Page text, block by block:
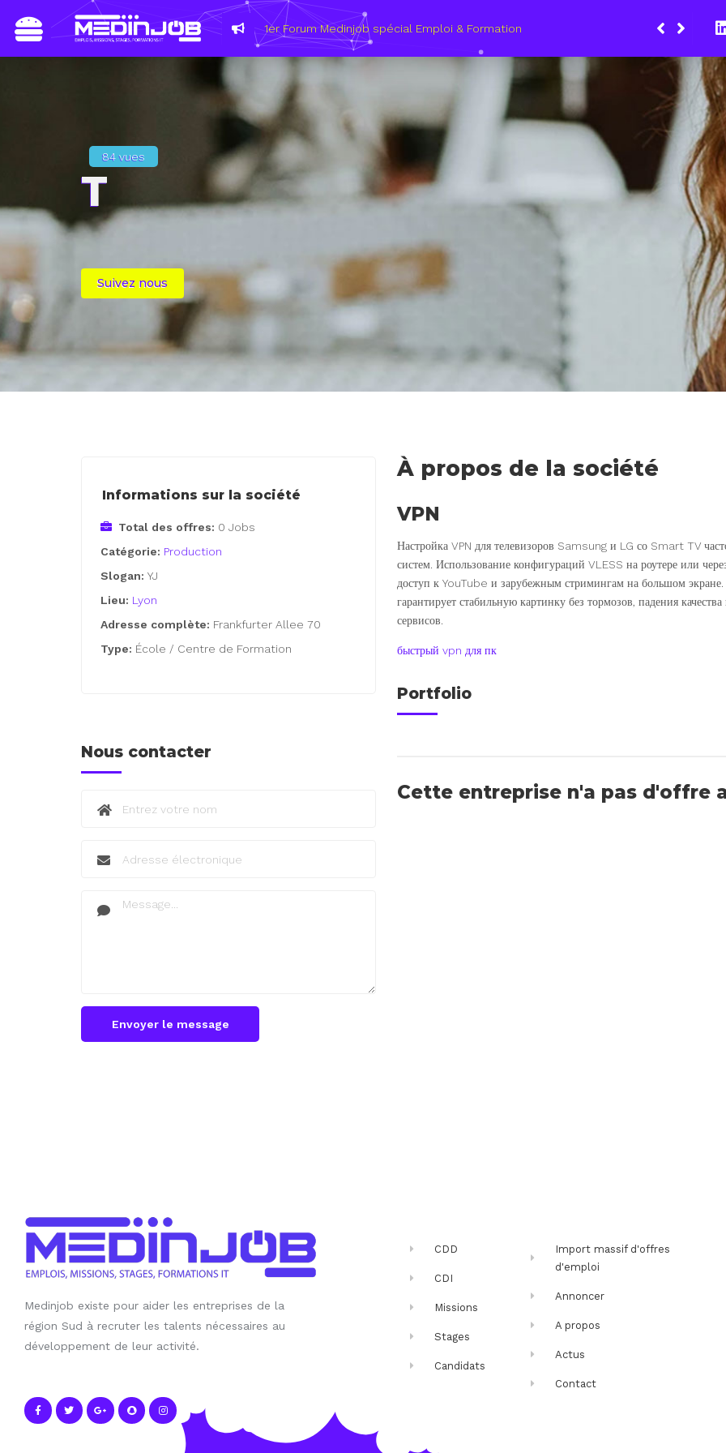
Du
84 vues
T
Suivez nous
À propos de la société
VPN
Настройка VPN для телевизоров Samsung и LG со Smart TV
систем. Использование конфигураций VLESS на роутере или
доступ к YouTube и зарубежным стримингам на большом
гарантирует стабильную картинку без тормозов, падения
сервисов.
быстрый vpn для пк
Portfolio
Cette entreprise n'a pas d'offre
Informations sur la société
Total des offres: 0 Jobs
Catégorie: Production
Slogan:YJ
Lieu: Lyon
Adresse complète: Frankfurter Allee 70
Type: École / Centre de Formation
Nous contacter
Envoyer le message
Medinjob existe pour aider les entreprises de la
région Sud à recruter les talents nécessaires au
développement de leur activité.
CDD
CDI
Missions
Stages
Candidats
Import massif d'offres
d'emploi
Annoncer
A propos
Actus
Contact